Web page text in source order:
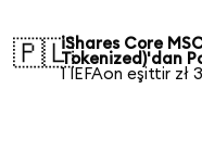
🇵🇱iShares Core
Tokenized)'dan
1 IEFAon eşittir zł